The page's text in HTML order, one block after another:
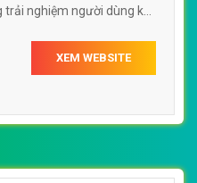
nghiệm người dùng khi
XEM WEBSITE